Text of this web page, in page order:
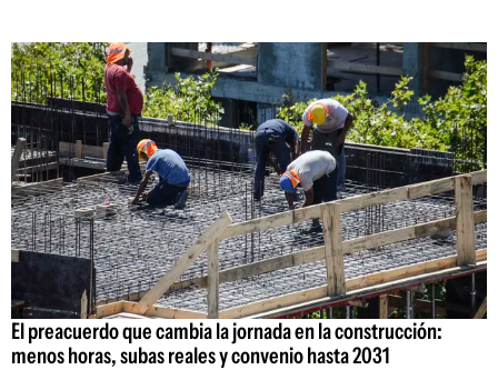
El preacuerdo que cambia la jornada en la construcción:
menos horas, subas reales y convenio hasta 2031